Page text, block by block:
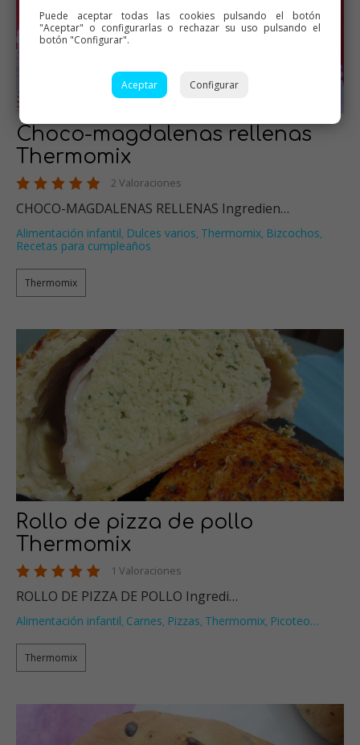
Choco-magdalenas rellenas
Thermomix
2 Valoraciones
CHOCO-MAGDALENAS RELLENAS Ingredien…
Alimentación infantil, Dulces varios, Thermomix, Bizcochos,
Recetas para cumpleaños
Thermomix
Rollo de pizza de pollo
Thermomix
1 Valoraciones
ROLLO DE PIZZA DE POLLO Ingredi…
Alimentación infantil, Carnes, Pizzas, Thermomix, Picoteo…
Thermomix
Puede aceptar todas las cookies pulsando el botón
"Aceptar" o configurarlas o rechazar su uso pulsando el
botón "Configurar".
Aceptar Configurar